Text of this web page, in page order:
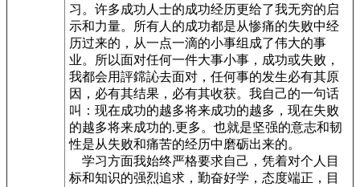
习。许多成功人士的成功经历更给了我无穷的启
示和力量。所有人的成功都是从惨痛的失败中经
历过来的，从一点一滴的小事组成了伟大的事
业。所以面对任何一件大事小事，成功或失败，
我都会用評鏛訫去面对，任何事的发生必有其原
因，必有其结果，必有其收获。我自己的一句话
叫：现在成功的越多将来成功的越多，现在失败
的越多将来成功的.更多。也就是坚强的意志和韧
性是从失败和痛苦的经历中磨砺出来的。
学习方面我始终严格要求自己，凭着对个人目
标和知识的强烈追求，勤奋好学，态度端正，目